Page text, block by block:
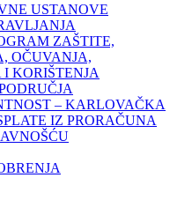
USTANOVE
ZAŠTITE,
OČUVANJA,
KORIŠTENJA
– KARLOVAČKA
IZ PRORAČUNA